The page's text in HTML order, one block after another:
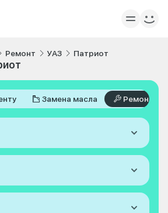
Ремонт УАЗ Патриот
Замена масла Ремонт